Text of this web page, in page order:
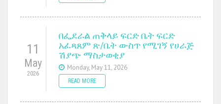
11
May
2026
በፌደራል ጠቅላይ ፍርድ ቤት ፍርድ
አፈጻጸም ጽ/ቤት ውስጥ የሚገኝ የሀራጅ
ሽያጭ ማስታወቂያ
Monday, May 11, 2026
READ MORE